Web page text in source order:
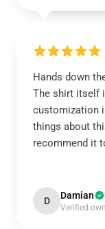
Hands down
The shirt itself
customization
things about
recommend it
D Damian
Verified